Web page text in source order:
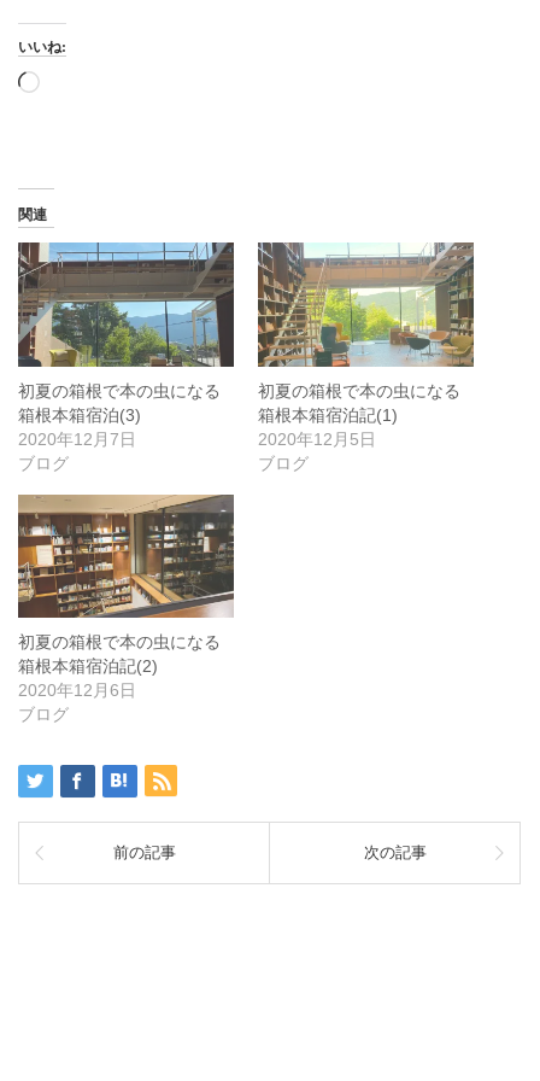
いいね:
読
関連
初夏の箱根で本の虫になる
箱根本箱宿泊(3)
2020年12月7日
ブログ
初夏の箱根で本の虫になる
箱根本箱宿泊記(1)
2020年12月5日
ブログ
初夏の箱根で本の虫になる
箱根本箱宿泊記(2)
2020年12月6日
ブログ
前の記事 次の記事